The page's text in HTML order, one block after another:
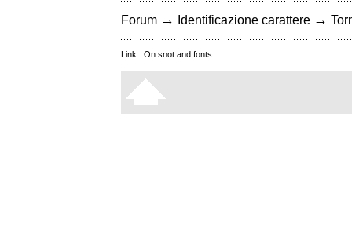
Forum → Identificazione carattere →
Link: On snot and fonts